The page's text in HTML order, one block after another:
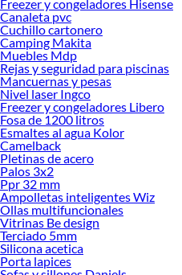
Freezer y congeladores Hisense
Canaleta pvc
Cuchillo cartonero
Camping Makita
Muebles Mdp
Rejas y seguridad para piscinas
Mancuernas y pesas
Nivel laser Ingco
Freezer y congeladores Libero
Fosa de 1200 litros
Esmaltes al agua Kolor
Camelback
Pletinas de acero
Palos 3x2
Ppr 32 mm
Ampolletas inteligentes Wiz
Ollas multifuncionales
Vitrinas Be design
Terciado 5mm
Silicona acetica
Porta lapices